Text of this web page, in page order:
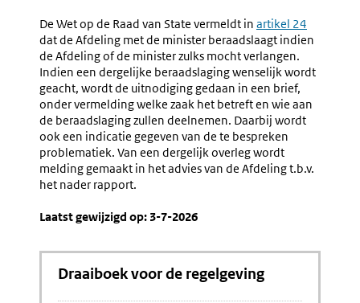
De Wet op de Raad van State vermeldt in Externe
link:
artikel 24
dat de Afdeling met de minister beraadslaagt indien
de Afdeling of de minister zulks mocht verlangen.
Indien een dergelijke beraadslaging wenselijk wordt
geacht, wordt de uitnodiging gedaan in een brief,
onder vermelding welke zaak het betreft en wie aan
de beraadslaging zullen deelnemen. Daarbij wordt
ook een indicatie gegeven van de te bespreken
problematiek. Van een dergelijk overleg wordt
melding gemaakt in het advies van de Afdeling t.b.v.
het nader rapport.
Laatst gewijzigd op: 3-7-2026
Draaiboek voor de regelgeving